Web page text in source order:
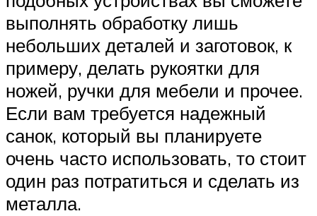
выполнять обработку лишь
небольших деталей и заготовок, к
примеру, делать рукоятки для
ножей, ручки для мебели и прочее.
Если вам требуется надежный
санок, который вы планируете
очень часто использовать, то стоит
один раз потратиться и сделать из
металла.